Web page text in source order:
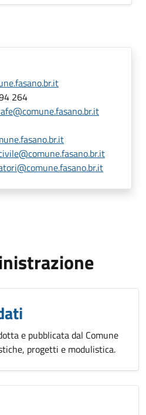
264
e pubblicata dal Comune
progetti e modulistica.